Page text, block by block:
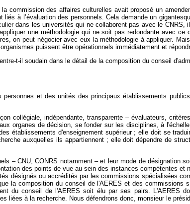
commission des affaires culturelles avait proposé un
à l’évaluation des personnels. Cela demande un
dans les universités qui ne collaborent pas avec le
une méthodologie qui ne soit pas redondante avec
on peut négocier avec eux la méthodologie à appliquer.
puissent être opérationnels immédiatement et
t-il soudain dans le détail de la composition du conseil
et des unités des principaux établissements
collégiale, indépendante, transparente – évaluateurs,
organes de décision, se fonder sur les disciplines, à
établissements d'enseignement supérieur ; elle doit se
auxquelles ils appartiennent ; elle doit dépendre de
– CNU, CONRS notamment – et leur mode de désignation
des points de vue au sein des instances compétentes et
désignés ou accrédités par les commissions spécialisées
la composition du conseil de l'AERES et des commissions
du conseil de l'AERES soit élu par ses pairs. L'AERES
liées à la recherche. Nous défendrons donc, monsieur le